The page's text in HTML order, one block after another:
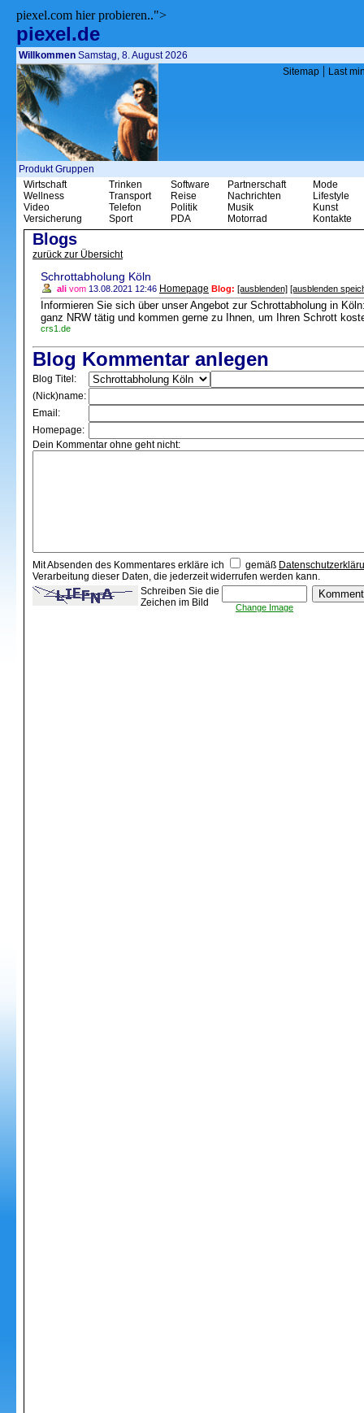
piexel.com hier probieren..">
piexel.de
Willkommen Samstag, 8. August 2026
Sitemap | Last
Produkt Gruppen
Wirtschaft
Wellness
Video
Versicherung
Trinken
Transport
Telefon
Sport
Software
Reise
Politik
PDA
Partnerschaft
Nachrichten
Musik
Motorrad
Mode
Lifestyle
Kunst
Kontakte
Blogs
zurück zur Übersicht
Schrottabholung Köln
ali vom 13.08.2021 12:46 Homepage Blog: [ausblenden] [ausblenden
Informieren Sie sich über unser Angebot zur Schrottabholung in
ganz NRW tätig und kommen gerne zu Ihnen, um Ihren Schrott
crs1.de
Blog Kommentar anlegen
Blog Titel:
(Nick)name:
Email:
Homepage:
Dein Kommentar ohne geht nicht:
Mit Absenden des Kommentares erkläre ich gemäß
Verarbeitung dieser Daten, die jederzeit widerrufen werden kann.
Schreiben Sie die
Zeichen im Bild
Change Image